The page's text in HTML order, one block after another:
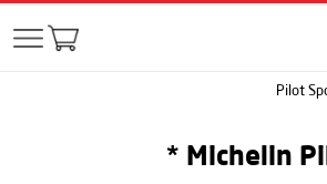
Pilot
Michelin
*